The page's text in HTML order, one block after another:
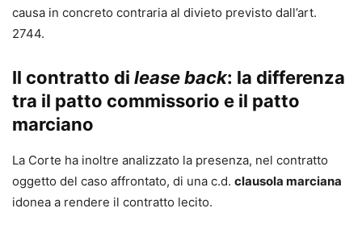
causa in concreto contraria al divieto previsto dall’art.
2744.
Il contratto di lease back: la differenza
tra il patto commissorio e il patto
marciano
La Corte ha inoltre analizzato la presenza, nel contratto
oggetto del caso affrontato, di una c.d. clausola marciana
idonea a rendere il contratto lecito.